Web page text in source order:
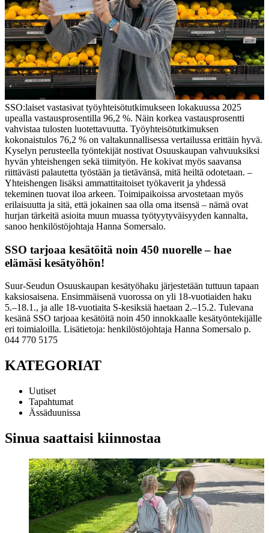
SSO:laiset vastasivat työyhteisötutkimukseen lokakuussa 2025
upealla vastausprosentilla 96,2 %. Näin korkea vastausprosentti
vahvistaa tulosten luotettavuutta. Työyhteisötutkimuksen
kokonaistulos 76,2 % on valtakunnallisessa vertailussa erittäin hyvä.
Kyselyn perusteella työntekijät nostivat Osuuskaupan vahvuuksiksi
hyvän yhteishengen sekä tiimityön. He kokivat myös saavansa
riittävästi palautetta työstään ja tietävänsä, mitä heiltä odotetaan. –
Yhteishengen lisäksi ammattitaitoiset työkaverit ja yhdessä
tekeminen tuovat iloa arkeen. Toimipaikoissa arvostetaan myös
erilaisuutta ja sitä, että jokainen saa olla oma itsensä – nämä ovat
hurjan tärkeitä asioita muun muassa työtyytyväisyyden kannalta,
sanoo henkilöstöjohtaja Hanna Somersalo.
SSO tarjoaa kesätöitä noin 450 nuorelle – hae
elämäsi kesätyöhön!
Suur-Seudun Osuuskaupan kesätyöhaku järjestetään tuttuun tapaan
kaksiosaisena. Ensimmäisenä vuorossa on yli 18-vuotiaiden haku
5.–18.1., ja alle 18-vuotiaita S-kesiksiä haetaan 2.–15.2. Tulevana
kesänä SSO tarjoaa kesätöitä noin 450 innokkaalle kesätyöntekijälle
eri toimialoilla. Lisätietoja: henkilöstöjohtaja Hanna Somersalo p.
044 770 5175
KATEGORIAT
Uutiset
Tapahtumat
Ässäduunissa
Sinua saattaisi kiinnostaa